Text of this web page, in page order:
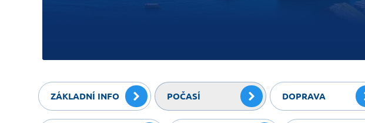
ZÁKLADNÍ INFO POČASÍ DOPRAVA